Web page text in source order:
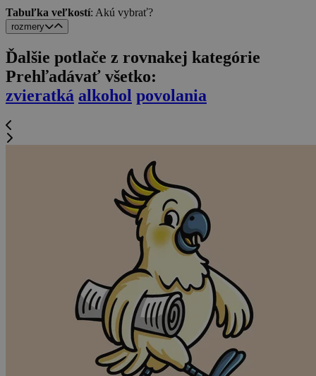
Tabuľka veľkostí: Akú vybrať?
rozmery
Ďalšie potlače z rovnakej kategórie
Prehľadávať všetko:
zvieratká alkohol povolania